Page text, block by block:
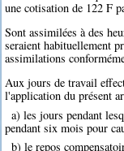
une cotisation de 122 F
Sont assimilées à des
seraient habituellement
assimilations
Aux jours de travail
l'application du présent
a) les jours pendant
pendant six mois pour
b) le repos